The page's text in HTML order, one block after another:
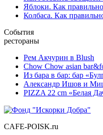
Яблоки. Как
Колбаса. Как
События
рестораны
Рем Акчурин в Blush
Chow Chow asian
Из бара в бар: бар
Александр Ишов и
PIZZA 22 cm «Белая
CAFE-POISK.ru